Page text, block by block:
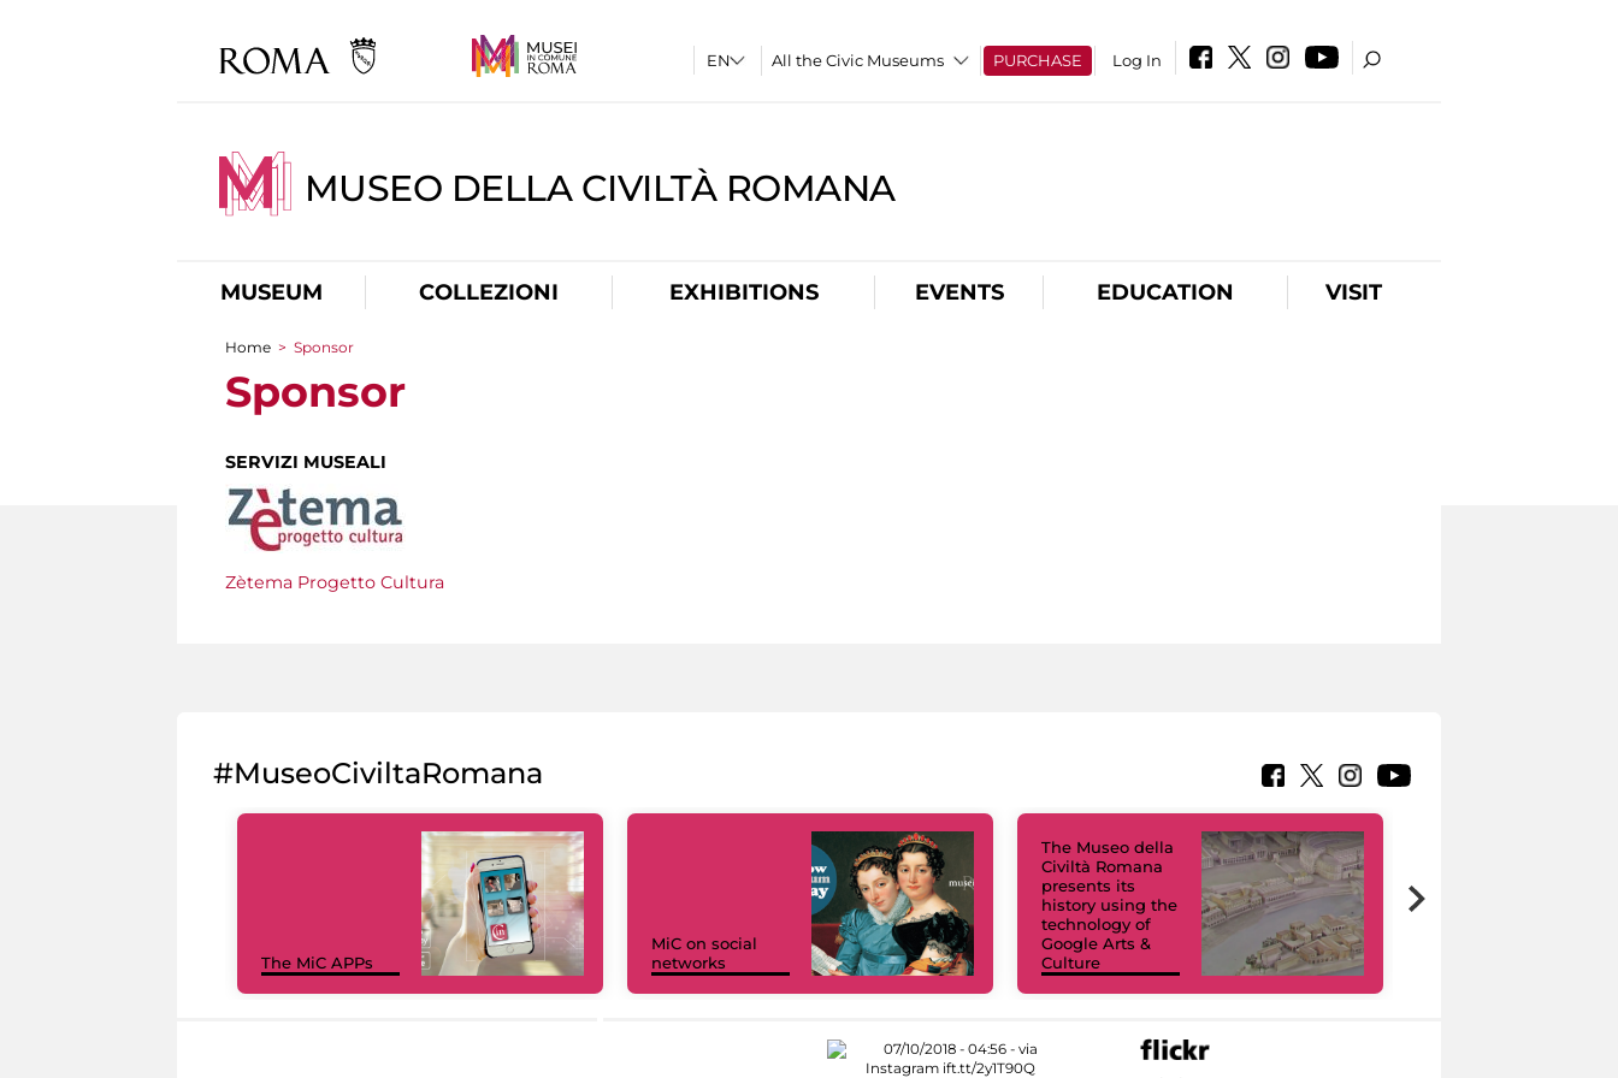
All the Civic Museums PURCHASE Log In
MUSEO DELLA CIVILTÀ ROMANA
MUSEUM COLLEZIONI EXHIBITIONS EVENTS EDUCATION VISIT
You are here
Home > Sponsor
Sponsor
SERVIZI MUSEALI
Zètema Progetto Cultura
#MuseoCiviltaRomana
The MiC APPs
MiC on social
networks
The Museo della
Civiltà Romana
presents its
history using the
technology of
Google Arts &
Culture